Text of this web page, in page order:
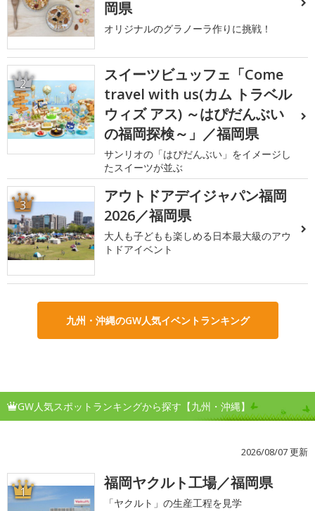
岡県
オリジナルのグラノーラ作りに挑戦！
2
スイーツビュッフェ「Come
travel with us(カム トラベル
ウィズ アス) ～はぴだんぶい
の福岡探検～」／福岡県
サンリオの「はぴだんぶい」をイメージし
たスイーツが並ぶ
3
アウトドアデイジャパン福岡
2026／福岡県
大人も子どもも楽しめる日本最大級のアウ
トドアイベント
九州・沖縄のGW人気イベントランキング
GW人気スポットランキングから探す【九州・沖縄】
2026/08/07 更新
1 福岡ヤクルト工場／福岡県
「ヤクルト」の生産工程を見学